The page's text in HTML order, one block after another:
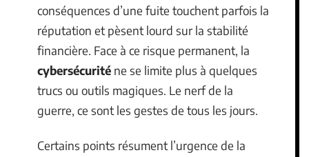
conséquences d’une fuite touchent parfois la
réputation et pèsent lourd sur la stabilité
financière. Face à ce risque permanent, la
cybersécurité ne se limite plus à quelques
trucs ou outils magiques. Le nerf de la
guerre, ce sont les gestes de tous les jours.
Certains points résument l’urgence de la